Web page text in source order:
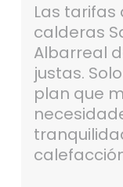
Las
calderas
Albarreal
justas.
plan que